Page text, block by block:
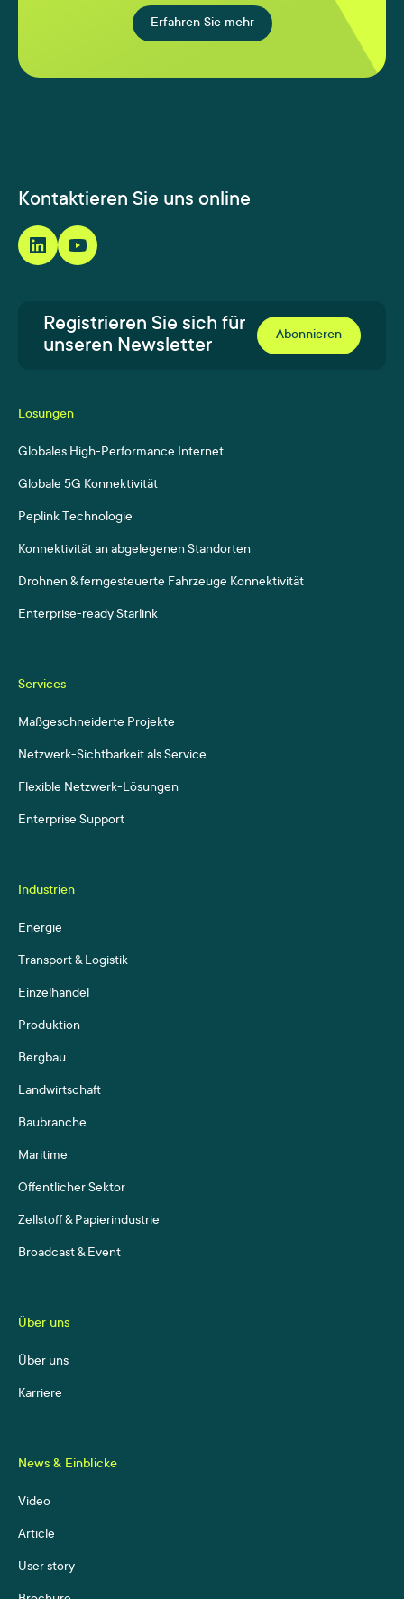
Erfahren Sie mehr
Kontaktieren Sie uns online
Registrieren Sie sich für
unseren Newsletter
Abonnieren
Lösungen
Globales High-Performance Internet
Globale 5G Konnektivität
Peplink Technologie
Konnektivität an abgelegenen Standorten
Drohnen & ferngesteuerte Fahrzeuge Konnektivität
Enterprise-ready Starlink
Services
Maßgeschneiderte Projekte
Netzwerk-Sichtbarkeit als Service
Flexible Netzwerk-Lösungen
Enterprise Support
Industrien
Energie
Transport & Logistik
Einzelhandel
Produktion
Bergbau
Landwirtschaft
Baubranche
Maritime
Öffentlicher Sektor
Zellstoff & Papierindustrie
Broadcast & Event
Über uns
Über uns
Karriere
News & Einblicke
Video
Article
User story